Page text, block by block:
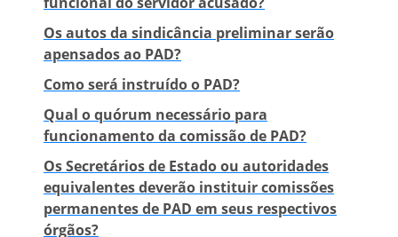
Os autos da sindicância preliminar serão
apensados ao PAD?
Como será instruído o PAD?
Qual o quórum necessário para
funcionamento da comissão de PAD?
Os Secretários de Estado ou autoridades
equivalentes deverão instituir comissões
permanentes de PAD em seus respectivos
órgãos?